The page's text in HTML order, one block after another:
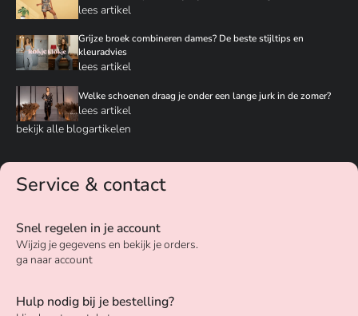
lees artikel
Grijze broek combineren dames? De beste stijltips en
kleuradvies
lees artikel
Welke schoenen draag je onder een lange jurk in de zomer?
lees artikel
bekijk alle blogartikelen
Service & contact
Snel regelen in je account
Wijzig je gegevens en bekijk je orders.
ga naar account
Hulp nodig bij je bestelling?